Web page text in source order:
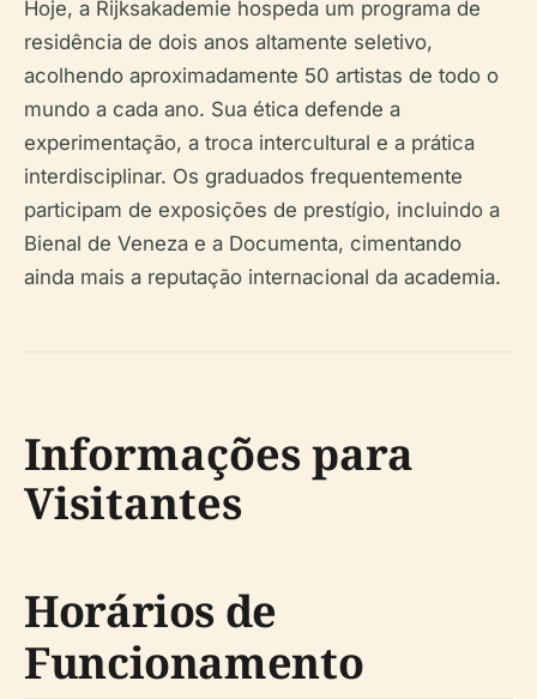
Hoje, a Rijksakademie hospeda um programa de
residência de dois anos altamente seletivo,
acolhendo aproximadamente 50 artistas de todo o
mundo a cada ano. Sua ética defende a
experimentação, a troca intercultural e a prática
interdisciplinar. Os graduados frequentemente
participam de exposições de prestígio, incluindo a
Bienal de Veneza e a Documenta, cimentando
ainda mais a reputação internacional da academia.
Informações para
Visitantes
Horários de
Funcionamento